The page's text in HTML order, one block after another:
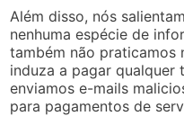
Além disso, nós
nenhuma espécie de
também não praticamos
induza a pagar qualquer
enviamos e-mails
para pagamentos de